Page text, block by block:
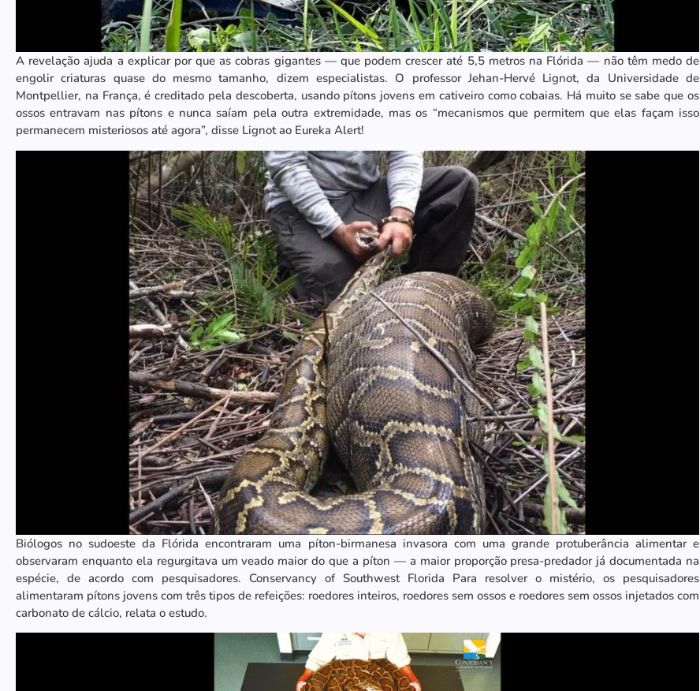
A revelação ajuda a explicar por que as cobras gigantes — que podem crescer até 5,5 metros na Flórida — não têm medo de
engolir criaturas quase do mesmo tamanho, dizem especialistas. O professor Jehan-Hervé Lignot, da Universidade de
Montpellier, na França, é creditado pela descoberta, usando pítons jovens em cativeiro como cobaias. Há muito se sabe que os
ossos entravam nas pítons e nunca saíam pela outra extremidade, mas os “mecanismos que permitem que elas façam isso
permanecem misteriosos até agora”, disse Lignot ao Eureka Alert!
Biólogos no sudoeste da Flórida encontraram uma píton-birmanesa invasora com uma grande protuberância alimentar e
observaram enquanto ela regurgitava um veado maior do que a píton — a maior proporção presa-predador já documentada na
espécie, de acordo com pesquisadores. Conservancy of Southwest Florida Para resolver o mistério, os pesquisadores
alimentaram pítons jovens com três tipos de refeições: roedores inteiros, roedores sem ossos e roedores sem ossos injetados com
carbonato de cálcio, relata o estudo.